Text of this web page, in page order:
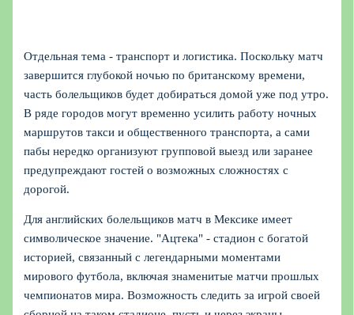
Отдельная тема - транспорт и логистика. Поскольку матч
завершится глубокой ночью по британскому времени,
часть болельщиков будет добираться домой уже под утро.
В ряде городов могут временно усилить работу ночных
маршрутов такси и общественного транспорта, а сами
пабы нередко организуют групповой выезд или заранее
предупреждают гостей о возможных сложностях с
дорогой.
Для английских болельщиков матч в Мексике имеет
символическое значение. "Ацтека" - стадион с богатой
историей, связанный с легендарными моментами
мирового футбола, включая знаменитые матчи прошлых
чемпионатов мира. Возможность следить за игрой своей